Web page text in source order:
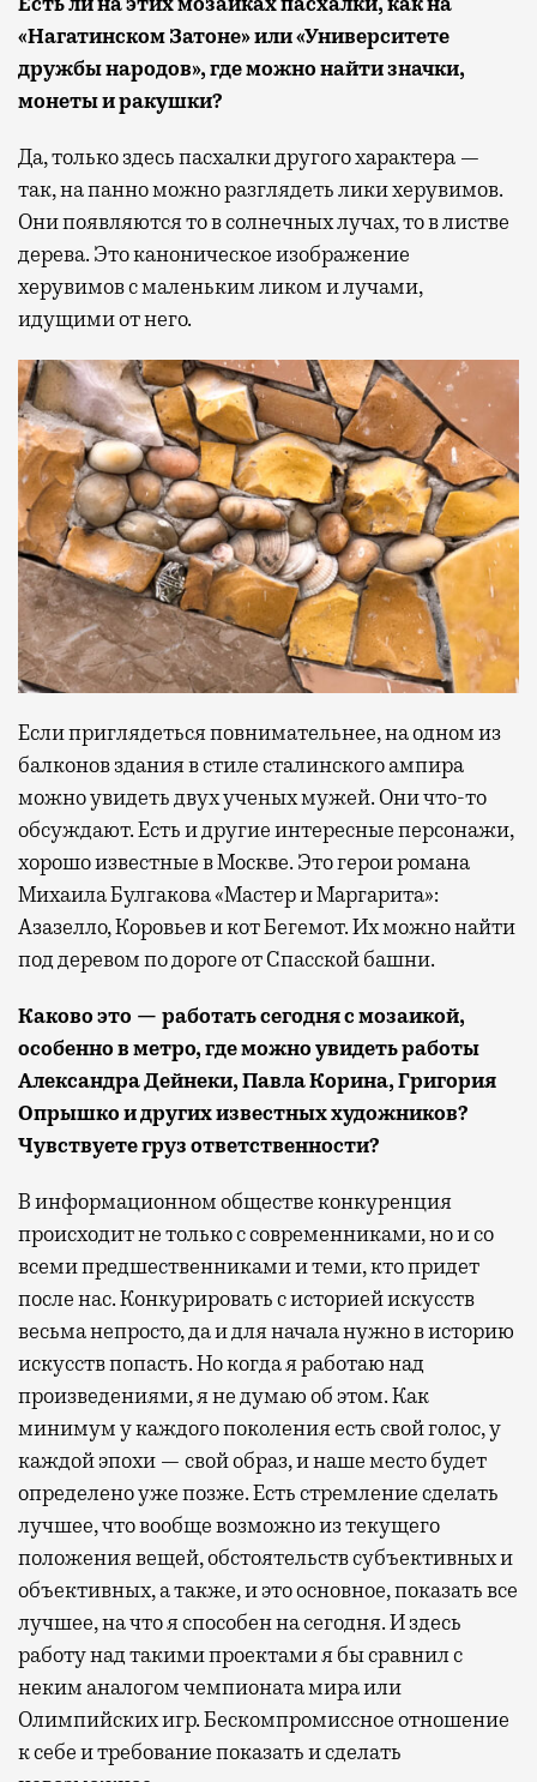
«Нагатинском Затоне» или «Университете
дружбы народов», где можно найти значки,
монеты и ракушки?
Да, только здесь пасхалки другого характера —
так, на панно можно разглядеть лики херувимов.
Они появляются то в солнечных лучах, то в листве
дерева. Это каноническое изображение
херувимов с маленьким ликом и лучами,
идущими от него.
Если приглядеться повнимательнее, на одном из
балконов здания в стиле сталинского ампира
можно увидеть двух ученых мужей. Они что-то
обсуждают. Есть и другие интересные персонажи,
хорошо известные в Москве. Это герои романа
Михаила Булгакова «Мастер и Маргарита»:
Азазелло, Коровьев и кот Бегемот. Их можно найти
под деревом по дороге от Спасской башни.
Каково это — работать сегодня с мозаикой,
особенно в метро, где можно увидеть работы
Александра Дейнеки, Павла Корина, Григория
Опрышко и других известных художников?
Чувствуете груз ответственности?
В информационном обществе конкуренция
происходит не только с современниками, но и со
всеми предшественниками и теми, кто придет
после нас. Конкурировать с историей искусств
весьма непросто, да и для начала нужно в историю
искусств попасть. Но когда я работаю над
произведениями, я не думаю об этом. Как
минимум у каждого поколения есть свой голос, у
каждой эпохи — свой образ, и наше место будет
определено уже позже. Есть стремление сделать
лучшее, что вообще возможно из текущего
положения вещей, обстоятельств субъективных и
объективных, а также, и это основное, показать все
лучшее, на что я способен на сегодня. И здесь
работу над такими проектами я бы сравнил с
неким аналогом чемпионата мира или
Олимпийских игр. Бескомпромиссное отношение
к себе и требование показать и сделать